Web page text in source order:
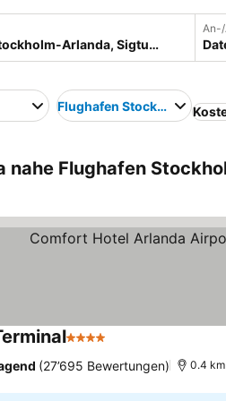
An-/
Flughafen Stockholm-
nahe Flughafen
4 Sterne
(27’695 Bewertungen) 0.4